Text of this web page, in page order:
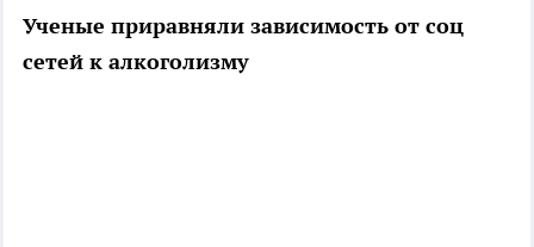
Ученые приравняли зависимость от соц
сетей к алкоголизму